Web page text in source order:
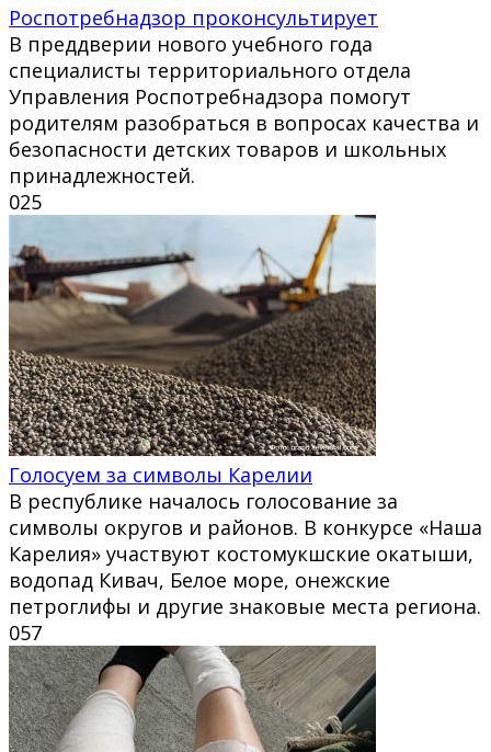
Роспотребнадзор проконсультирует
В преддверии нового учебного года
специалисты территориального отдела
Управления Роспотребнадзора помогут
родителям разобраться в вопросах качества и
безопасности детских товаров и школьных
принадлежностей.
025
Голосуем за символы Карелии
В республике началось голосование за
символы округов и районов. В конкурсе «Наша
Карелия» участвуют костомукшские окатыши,
водопад Кивач, Белое море, онежские
петроглифы и другие знаковые места региона.
057